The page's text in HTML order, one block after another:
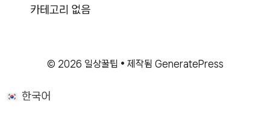
카테고리 없음
© 2026 일상꿀팁 • 제작됨 GeneratePress
한국어